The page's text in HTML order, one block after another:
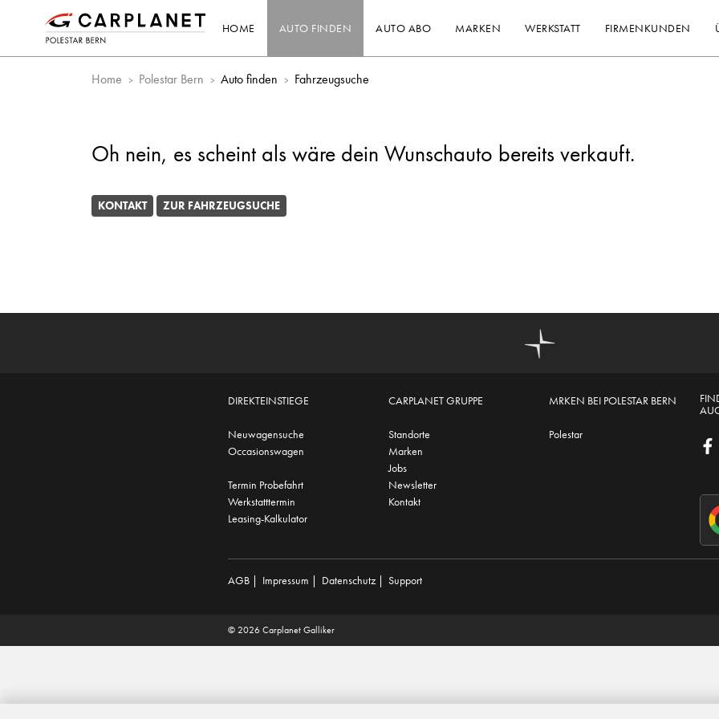
HOME AUTO FINDEN AUTO ABO MARKEN WERKSTATT FIRMENKUNDEN
Home Polestar Bern Auto finden Fahrzeugsuche
Oh nein, es scheint als wäre dein Wunschauto bereits verkauft.
KONTAKT ZUR FAHRZEUGSUCHE
DIREKTEINSTIEGE
Neuwagensuche
Occasionswagen
Termin Probefahrt
Werkstatttermin
Leasing-Kalkulator
CARPLANET GRUPPE
Standorte
Marken
Jobs
Newsletter
Kontakt
MRKEN BEI POLESTAR BERN
Polestar
AGB | Impressum | Datenschutz| Support
© 2026 Carplanet Galliker